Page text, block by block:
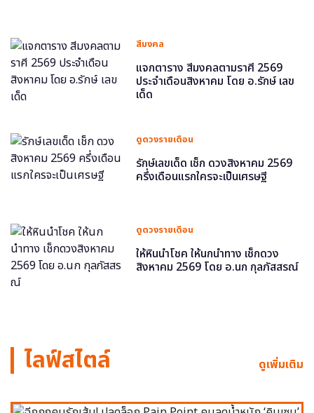
สีมงคล
แจกตาราง สีมงคลตามราศี 2569
ประจำเดือนสิงหาคม โดย อ.รักษ์ เลข
เด็ด
ดูดวงรายเดือน
รักษ์เลขเด็ด เช็ก ดวงสิงหาคม 2569
ครึ่งเดือนแรกใครจะเป็นเศรษฐี
ดูดวงรายเดือน
ให้หินนำโชค ให้นกนำทาง เช็กดวง
สิงหาคม 2569 โดย อ.นก กุลภัสสรณ์
ไลฟ์สไตล์ ดูเพิ่มเติม